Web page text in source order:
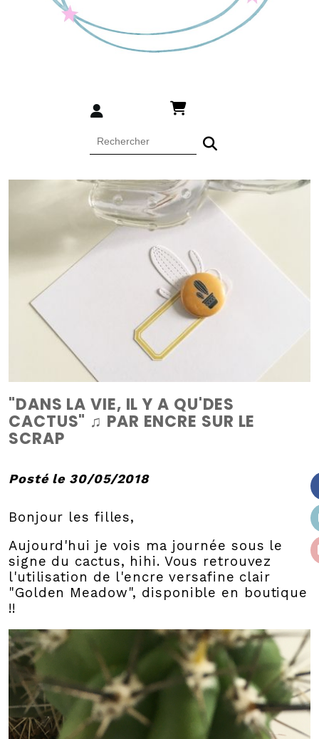
"DANS LA VIE, IL Y A QU'DES
CACTUS" ♫ PAR ENCRE SUR LE
SCRAP
Posté le 30/05/2018
Bonjour les filles,
Aujourd'hui je vois ma journée sous le
signe du cactus, hihi. Vous retrouvez
l'utilisation de l'encre versafine clair
"Golden Meadow", disponible en boutique
!!